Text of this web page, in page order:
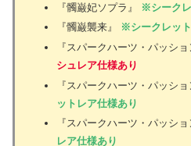
『髑巌妃ソプラ』
※シーク
『髑巌襲来』
※シークレッ
『スパークハーツ・パッショ
シュレア仕様あり
『スパークハーツ・パッシ
ットレア仕様あり
『スパークハーツ・パッショ
レア仕様あり